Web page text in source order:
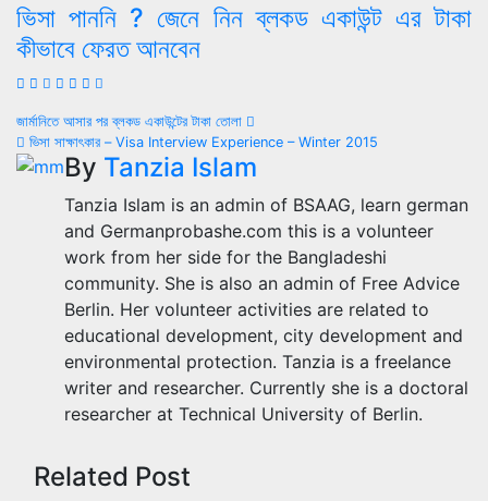
ভিসা পাননি ? জেনে নিন ব্লকড একাউন্ট এর টাকা
কীভাবে ফেরত আনবেন
Post
navigation
জার্মানিতে আসার পর ব্লকড একাউন্টের টাকা তোলা
ভিসা সাক্ষাৎকার – Visa Interview Experience – Winter 2015
By Tanzia Islam
Tanzia Islam is an admin of BSAAG, learn german
and Germanprobashe.com this is a volunteer
work from her side for the Bangladeshi
community. She is also an admin of Free Advice
Berlin. Her volunteer activities are related to
educational development, city development and
environmental protection. Tanzia is a freelance
writer and researcher. Currently she is a doctoral
researcher at Technical University of Berlin.
Related Post